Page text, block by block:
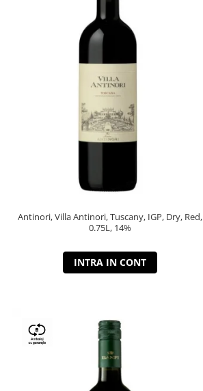
Antinori, Villa Antinori, Tuscany, IGP, Dry, Red,
0.75L, 14%
INTRA IN CONT